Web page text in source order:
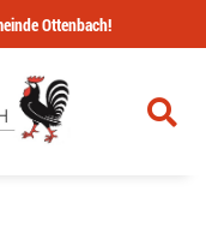
Ottenbach!